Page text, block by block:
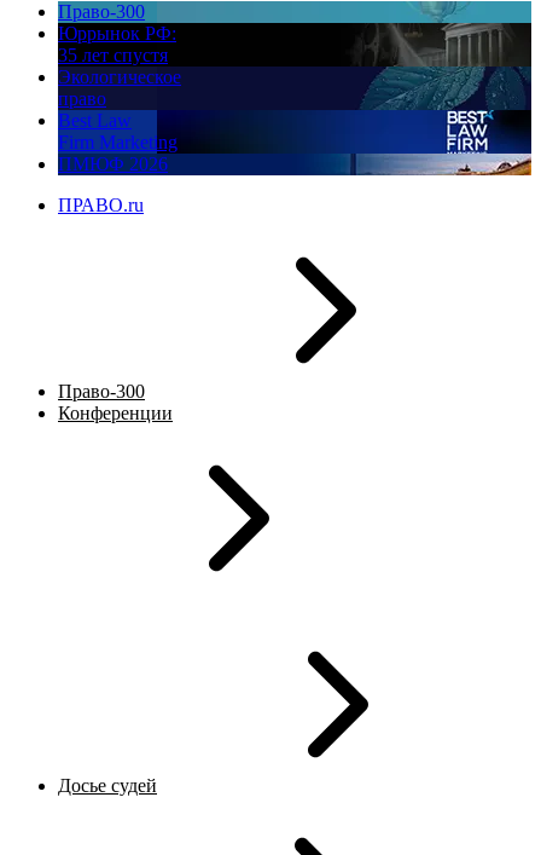
Право-300
Юррынок РФ:
35 лет спустя
Экологическое
право
Best Law
Firm Marketing
ПМЮФ 2026
ПРАВО.ru
Право-300
Конференции
Досье судей